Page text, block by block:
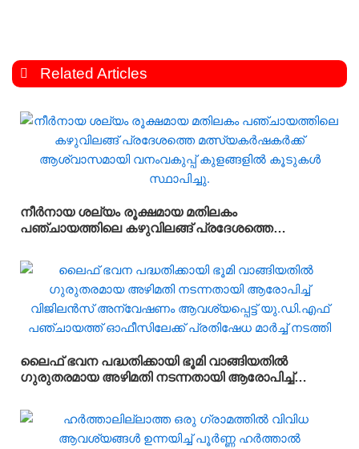
Related Articles
നീർനായ ശല്യം രൂക്ഷമായ മതിലകം
പഞ്ചായത്തിലെ കഴുവിലങ്ങ് പ്രദേശത്തെ
കുളങ്ങളിൽ കൂടുകൾ സ്ഥാപിച്ചു.
ലൈഫ് ഭവന പദ്ധതിക്കായി ഭൂമി വാങ്ങിയതിൽ
ഗുരുതരമായ അഴിമതി നടന്നതായി ആരോപിച്ച്
പഞ്ചായത്ത് ഓഫീസിലേക്ക് പ്രതിഷേധ മാർച്ച്
നടത്തി